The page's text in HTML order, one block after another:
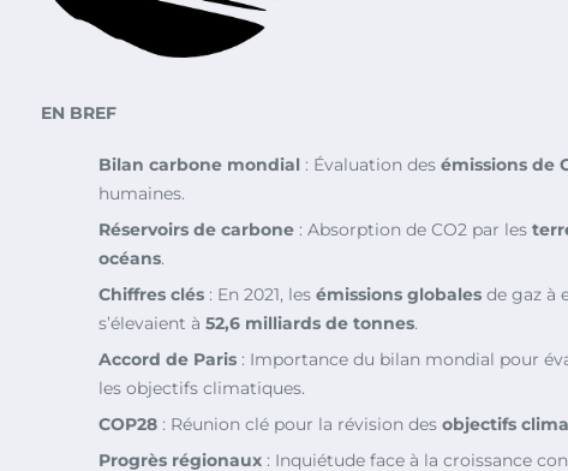
EN BREF
Bilan carbone mondial : Évaluation des émissions de
humaines.
Réservoirs de carbone : Absorption de CO2 par les
océans.
Chiffres clés : En 2021, les émissions globales de gaz à
s’élevaient à 52,6 milliards de tonnes.
Accord de Paris : Importance du bilan mondial pour
les objectifs climatiques.
COP28 : Réunion clé pour la révision des objectifs
Progrès régionaux : Inquiétude face à la croissance